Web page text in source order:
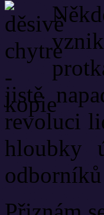
jistě
revoluci
hloubky